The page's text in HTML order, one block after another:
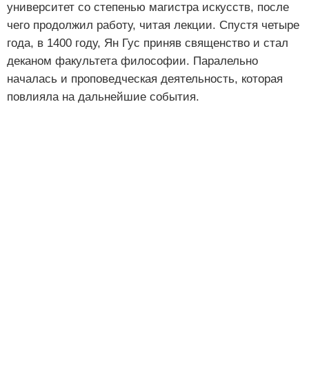
университет со степенью магистра искусств, после
чего продолжил работу, читая лекции. Спустя четыре
года, в 1400 году, Ян Гус приняв священство и стал
деканом факультета философии. Паралельно
началась и проповедческая деятельность, которая
повлияла на дальнейшие события.